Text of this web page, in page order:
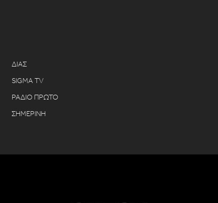
ΔΙΑΣ
SIGMA TV
ΡΑΔΙΟ ΠΡΩΤΟ
ΣΗΜΕΡΙΝΗ